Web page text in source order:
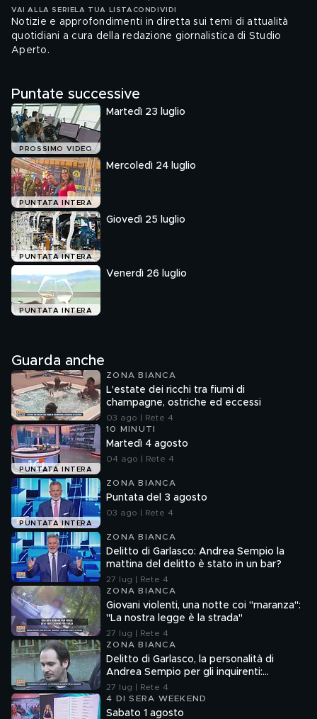
VAI ALLA SERIE LA TUA LISTA CONDIVIDI
Notizie e approfondimenti in diretta sui temi di attualità
quotidiani a cura della redazione giornalistica di Studio
Aperto.
Puntate successive
PROSSIMO VIDEO
Martedì 23 luglio
PUNTATA INTERA
Mercoledì 24 luglio
PUNTATA INTERA
Giovedì 25 luglio
PUNTATA INTERA
Venerdì 26 luglio
Guarda anche
ZONA BIANCA
L'estate dei ricchi tra fiumi di
champagne, ostriche ed eccessi
03 ago | Rete 4
PUNTATA INTERA
10 MINUTI
Martedì 4 agosto
04 ago | Rete 4
PUNTATA INTERA
ZONA BIANCA
Puntata del 3 agosto
03 ago | Rete 4
ZONA BIANCA
Delitto di Garlasco: Andrea Sempio la
mattina del delitto è stato in un bar?
27 lug | Rete 4
ZONA BIANCA
Giovani violenti, una notte coi "maranza":
"La nostra legge è la strada"
27 lug | Rete 4
ZONA BIANCA
Delitto di Garlasco, la personalità di
Andrea Sempio per gli inquirenti:
"Ossessionato e bugiardo"
27 lug | Rete 4
4 DI SERA WEEKEND
Sabato 1 agosto